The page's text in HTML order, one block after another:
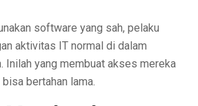
software yang sah, pelaku
aktivitas IT normal di dalam
Inilah yang membuat akses mereka
bertahan lama.